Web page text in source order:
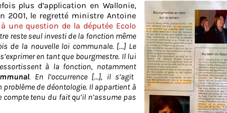
plus d’application en Wallonie,
2001, le regretté ministre Antoine
à une question de la députée Ecolo
reste seul investi de la fonction même
de la nouvelle loi communale. […] Le
en tant que bourgmestre. Il lui
à la fonction, notamment
. En l’occurrence […], il s’agit
problème de déontologie. Il appartient à
tenu du fait qu’il n’assume pas